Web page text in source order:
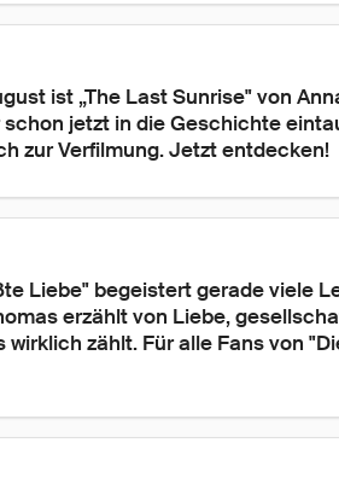
ist „The Last Sunrise" von
schon jetzt in die Geschichte
zur Verfilmung. Jetzt entdecken!
Liebe" begeistert gerade viele
erzählt von Liebe,
wirklich zählt. Für alle Fans von